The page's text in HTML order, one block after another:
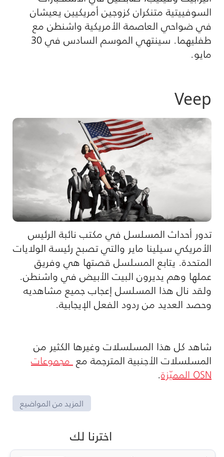
السوفييتية متنكران كزوجين أمريكيين يعيشان
في ضواحي العاصمة الأمريكية واشنطن مع
طفليهما. سينتهي الموسم السادس في 30
مايو.
Veep
تدور أحداث المسلسل في مكتب نائبة الرئيس
الأمريكي سيلينا ماير والتي تصبح رئيسة الولايات
المتحدة. يتابع المسلسل قصتها هي وفريق
عملها وهم يديرون البيت الأبيض في واشنطن.
ولقد نال هذا المسلسل إعجاب جميع مشاهديه
وحصد العديد من ردود الفعل الإيجابية.
شاهد كل هذا المسلسلات وغيرها الكثير من
المسلسلات الأجنبية المترجمة معمجموعات
OSN المميّزة .
المزيد من المواضيع
اخترنا لك